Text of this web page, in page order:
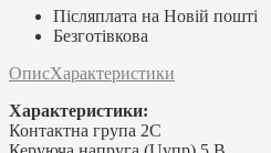
Післяплата на Новій пошті
Безготівкова
ОписХарактеристики
Характеристики:
Контактна група 2C